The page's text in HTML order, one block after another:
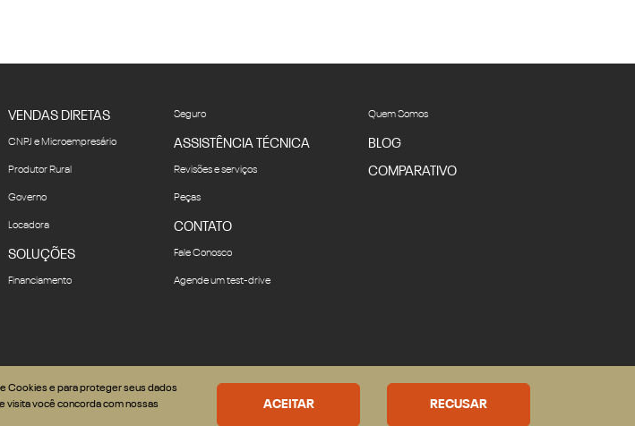
VENDAS DIRETAS
CNPJ e Microempresário
Produtor Rural
Governo
Locadora
SOLUÇÕES
Financiamento
Seguro
ASSISTÊNCIA TÉCNICA
Revisões e serviços
Peças
CONTATO
Fale Conosco
Agende um test-drive
Quem Somos
BLOG
COMPARATIVO
Desacelere. Seu bem maior é
Cookies e para proteger seus dados
visita você concorda com nossas
ACEITAR RECUSAR